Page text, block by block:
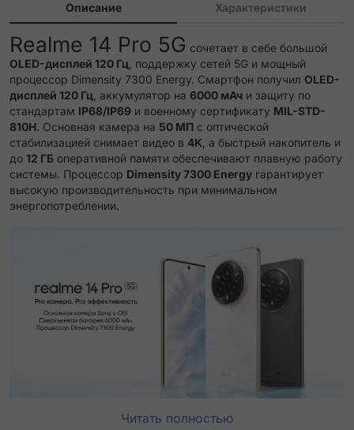
Описание Характеристики
Realme 14 Pro 5G сочетает в себе большой
OLED-дисплей 120 Гц , поддержку сетей 5G и мощный
процессор Dimensity 7300 Energy. Смартфон получил OLED-
дисплей 120 Гц , аккумулятор на 6000 мАч и защиту по
стандартам IP68/IP69 и военному сертификату MIL-STD-
810H. Основная камера на 50 МП с оптической
стабилизацией снимает видео в 4K , а быстрый накопитель и
до 12 ГБ оперативной памяти обеспечивают плавную работу
системы. Процессор Dimensity 7300 Energy гарантирует
высокую производительность при минимальном
энергопотреблении.
Читать полностью